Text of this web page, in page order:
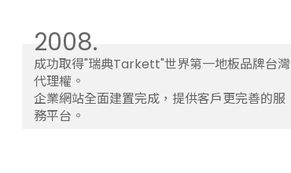
2008.
成功取得"瑞典Tarkett"世界第一地板品牌台灣
代理權。
企業網站全面建置完成，提供客戶更完善的服
務平台。